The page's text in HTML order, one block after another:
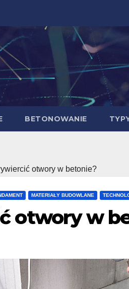
BETONOWANIE
otwory w betonie?
MATERIAŁY BUDOWLANE
otwory w